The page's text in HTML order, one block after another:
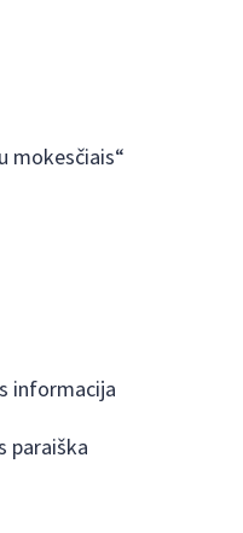
mokesčiais“
informacija
paraiška